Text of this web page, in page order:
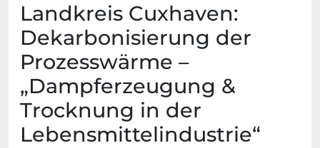
Landkreis Cuxhaven:
Dekarbonisierung der
Prozesswärme –
„Dampferzeugung &
Trocknung in der
Lebensmittelindustrie“